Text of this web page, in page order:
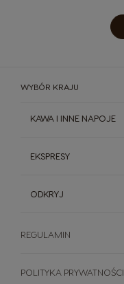
WYBÓR KRAJU
KAWA I INNE NAPOJE
Kawy Czarne
Napoje kakaowe
Wszystkie smaki
EKSPRESY
Akcesoria
ODKRYJ
Świat Kawy
FAQ
REGULAMIN
POLITYKA PRYWATNOŚCI